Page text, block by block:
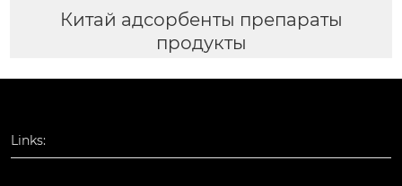
Китай адсорбенты препараты
продукты
Links: